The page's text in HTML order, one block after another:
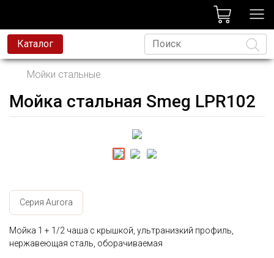
Каталог
Язык
Мойки стальные
Мойка стальная Smeg LPR102
Серия Aurora
Мойка 1 + 1/2 чаша с крышкой, ультранизкий профиль,
нержавеющая сталь, оборачиваемая